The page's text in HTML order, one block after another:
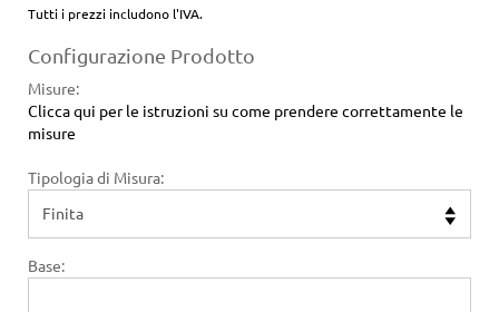
Tutti i prezzi includono l'IVA.
Configurazione Prodotto
Misure:
Clicca qui per le istruzioni su come prendere correttamente le
misure
Tipologia di Misura:
Base: